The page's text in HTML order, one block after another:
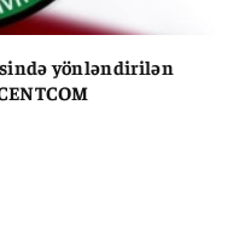
yönləndirilən